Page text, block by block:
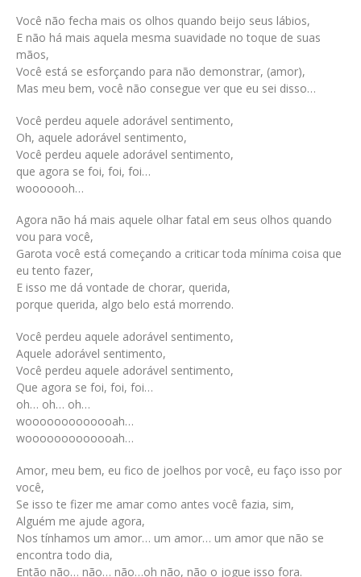
Você não fecha mais os olhos quando beijo seus lábios,
E não há mais aquela mesma suavidade no toque de suas
mãos,
Você está se esforçando para não demonstrar, (amor),
Mas meu bem, você não consegue ver que eu sei disso…
Você perdeu aquele adorável sentimento,
Oh, aquele adorável sentimento,
Você perdeu aquele adorável sentimento,
que agora se foi, foi, foi…
wooooooh…
Agora não há mais aquele olhar fatal em seus olhos quando
vou para você,
Garota você está começando a criticar toda mínima coisa que
eu tento fazer,
E isso me dá vontade de chorar, querida,
porque querida, algo belo está morrendo.
Você perdeu aquele adorável sentimento,
Aquele adorável sentimento,
Você perdeu aquele adorável sentimento,
Que agora se foi, foi, foi…
oh… oh… oh…
wooooooooooooah…
wooooooooooooah…
Amor, meu bem, eu fico de joelhos por você, eu faço isso por
você,
Se isso te fizer me amar como antes você fazia, sim,
Alguém me ajude agora,
Nos tínhamos um amor… um amor… um amor que não se
encontra todo dia,
Então não… não… não…oh não, não o jogue isso fora.